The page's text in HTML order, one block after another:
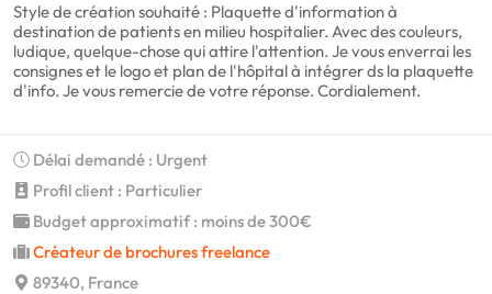
Style de création souhaité : Plaquette d'information à
destination de patients en milieu hospitalier. Avec des couleurs,
ludique, quelque-chose qui attire l'attention. Je vous enverrai les
consignes et le logo et plan de l'hôpital à intégrer ds la plaquette
d'info. Je vous remercie de votre réponse. Cordialement.
Délai demandé : Urgent
Profil client : Particulier
Budget approximatif : moins de 300€
Créateur de brochures freelance
89340, France